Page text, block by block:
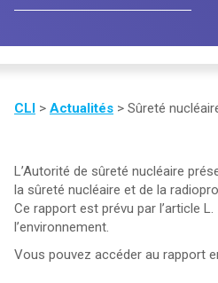
CLI > Actualités > Sûreté
L’Autorité de sûreté nucléaire
la sûreté nucléaire et de la
Ce rapport est prévu par l’article
l’environnement.
Vous pouvez accéder au rapport